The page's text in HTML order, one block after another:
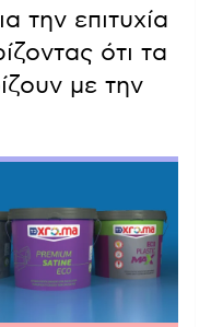
την επιτυχία
ότι τα
με την